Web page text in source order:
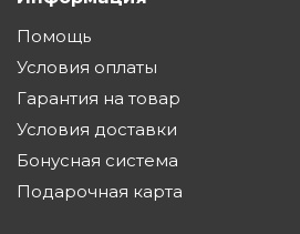
Помощь
Условия оплаты
Гарантия на товар
Условия доставки
Бонусная система
Подарочная карта